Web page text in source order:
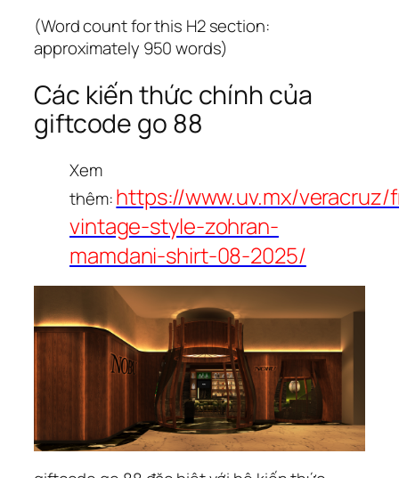
(Word count for this H2 section:
approximately 950 words)
Các kiến thức chính của
giftcode go 88
Xem
thêm:https://www.uv.mx/
vintage-style-zohran-
mamdani-shirt-08-2025/